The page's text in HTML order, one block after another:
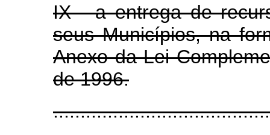
IX - a entrega de
seus Municípios, na
Anexo da Lei
de 1996.